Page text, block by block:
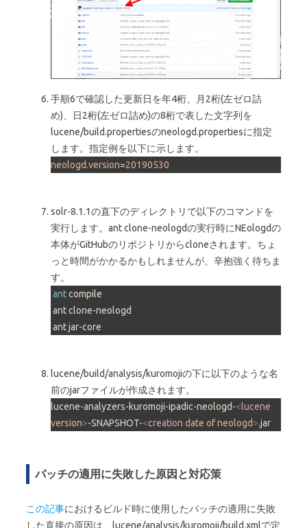
手順6で確認した更新日を年4桁、月2桁(左ゼロ詰
め)、日2桁(左ゼロ詰め)の8桁で表した文字列を
lucene/build.propertiesのneologd.propertiesに指定
します。指定例を以下に示します。
neologd.version=20190530
solr-8.1.1の直下のディレクトリで以下のコマンドを
実行します。ant clone-neologdの実行時にNEologdの
本体がGitHubのリポジトリからcloneされます。ちょ
っと時間がかかるかもしれませんが、辛抱強く待ちま
す。
ant compile
ant jar-core
lucene/build/analysis/kuromojiの下に以下のような名
前のjarファイルが作成されます。
lucene-analyzers-kuromoji-ipadic-neologd-<lucene
version>-SNAPSHOT-<creation date ofneologd>.jar
パッチの適用に失敗した原因と対応策
この記事におけるビルド時に使用したパッチの適用に失敗
した直接の原因は、lucene/analysis/kuromoji/build.xmlで定